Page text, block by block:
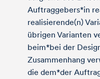
Auftraggebers*in
realisierende(n)
übrigen Varianten
beim*bei der
Zusammenhang
die dem*der